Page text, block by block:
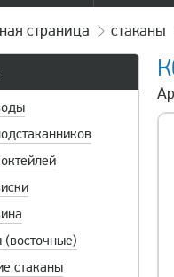
страница стаканы
стаканы